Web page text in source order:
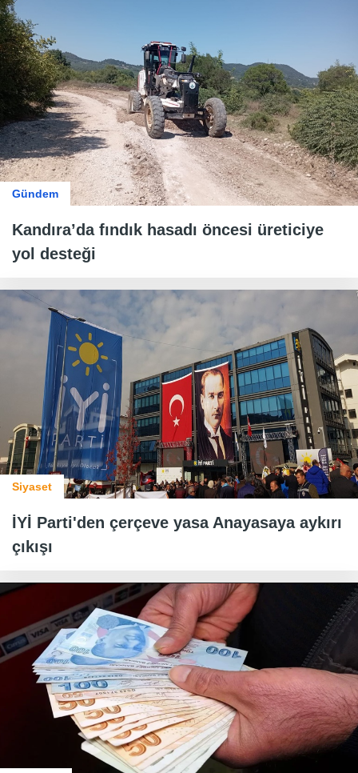
Gündem
Kandıra’da fındık hasadı öncesi üreticiye
yol desteği
Siyaset
İYİ Parti'den çerçeve yasa Anayasaya aykırı
çıkışı